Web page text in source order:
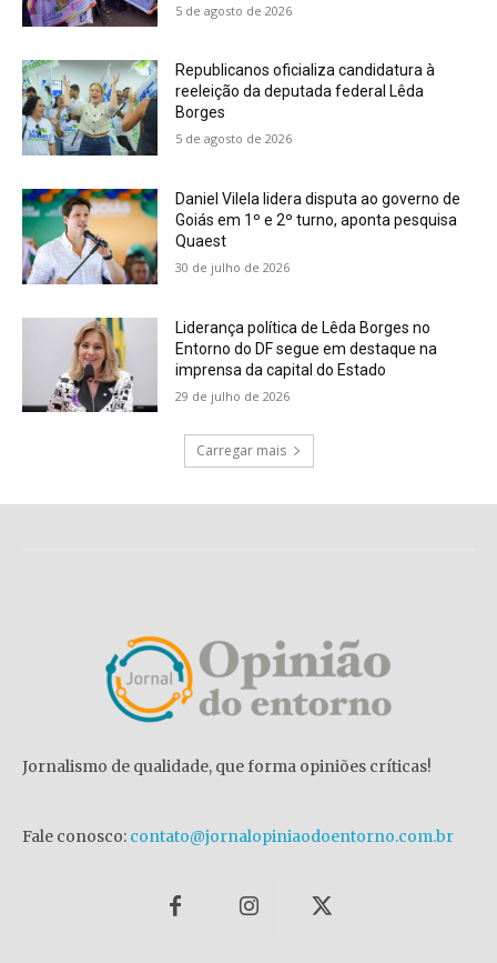
5 de agosto de 2026
Republicanos oficializa candidatura à
reeleição da deputada federal Lêda
Borges
5 de agosto de 2026
Daniel Vilela lidera disputa ao governo de
Goiás em 1º e 2º turno, aponta pesquisa
Quaest
30 de julho de 2026
Liderança política de Lêda Borges no
Entorno do DF segue em destaque na
imprensa da capital do Estado
29 de julho de 2026
Carregar mais
Jornalismo de qualidade, que forma opiniões críticas!
Fale conosco: contato@jornalopiniaodoentorno.com.br